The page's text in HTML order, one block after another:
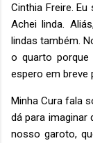
Cinthia Freire.
Achei linda.
lindas também.
o quarto
espero em breve
Minha Cura fala
dá para imaginar
nosso garoto,